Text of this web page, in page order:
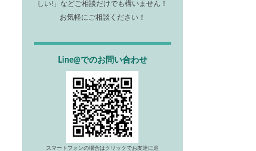
しい!」などご相談だけでも構いません！
お気軽にご相談ください！
Line@でのお問い合わせ
スマートフォンの場合はクリックでお友達に追